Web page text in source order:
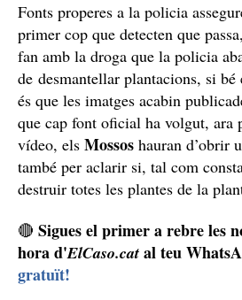
Fonts properes a la policia
primer cop que detecten que
fan amb la droga que la policia
de desmantellar plantacions, si
és que les imatges acabin
que cap font oficial ha volgut, ara
vídeo, els Mossos hauran d’obrir
també per aclarir si, tal com
destruir totes les plantes de la
🔴 Sigues el primer a rebre les
hora d'ElCaso.cat al teu
gratuït!